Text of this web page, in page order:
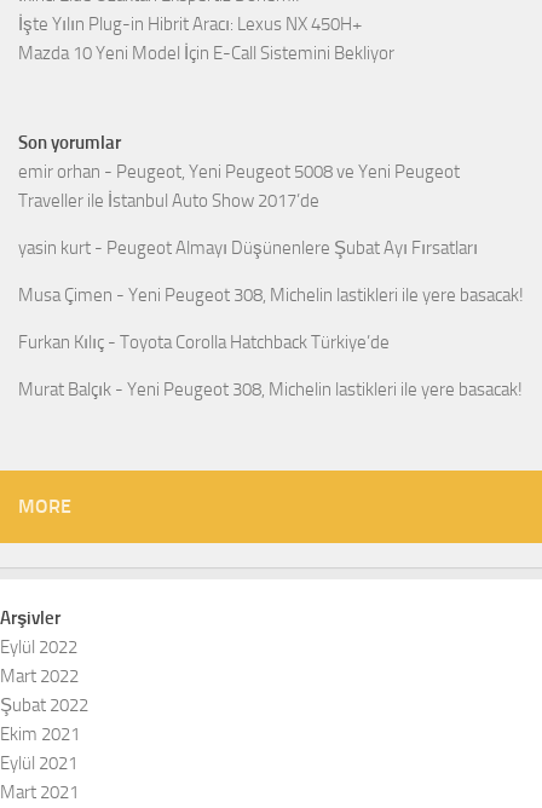
İşte Yılın Plug-in Hibrit Aracı: Lexus NX 450H+
Mazda 10 Yeni Model İçin E-Call Sistemini Bekliyor
Son yorumlar
emir orhan - Peugeot, Yeni Peugeot 5008 ve Yeni Peugeot
Traveller ile İstanbul Auto Show 2017’de
yasin kurt - Peugeot Almayı Düşünenlere Şubat Ayı Fırsatları
Musa Çimen - Yeni Peugeot 308, Michelin lastikleri ile yere basacak!
Furkan Kılıç - Toyota Corolla Hatchback Türkiye’de
Murat Balçık - Yeni Peugeot 308, Michelin lastikleri ile yere basacak!
MORE
Arşivler
Eylül 2022
Mart 2022
Şubat 2022
Ekim 2021
Eylül 2021
Mart 2021